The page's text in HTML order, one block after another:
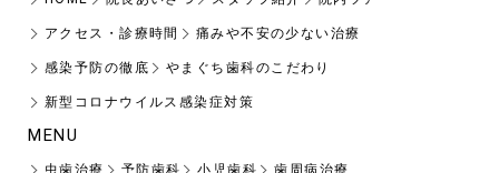
アクセス・診療時間 痛みや不安の少ない治療
感染予防の徹底 やまぐち歯科のこだわり
新型コロナウイルス感染症対策
MENU
虫歯治療 予防歯科 小児歯科 歯周病治療